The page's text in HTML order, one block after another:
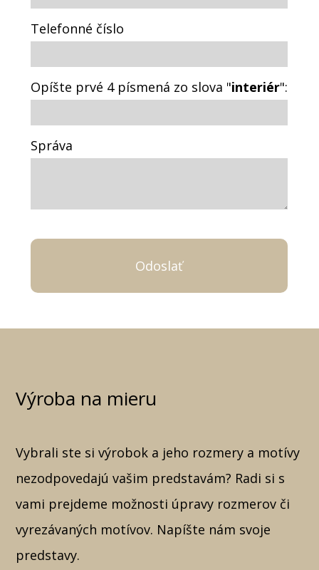
Telefonné číslo
Opíšte prvé 4 písmená zo slova "interiér":
Správa
Výroba na mieru
Vybrali ste si výrobok a jeho rozmery a motívy
nezodpovedajú vašim predstavám? Radi si s
vami prejdeme možnosti úpravy rozmerov či
vyrezávaných motívov. Napíšte nám svoje
predstavy.